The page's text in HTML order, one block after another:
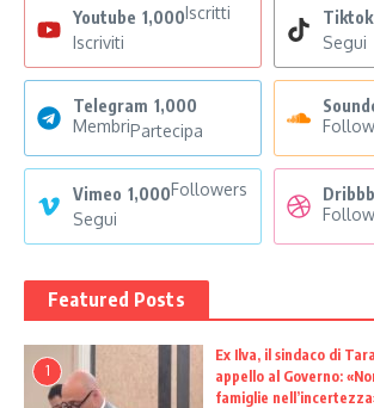
Youtube 1,000Iscritti
Iscriviti
Tiktok
Segui
Telegram 1,000
MembriPartecipa
Vimeo 1,000Followers
Segui
Featured Posts
1
Ex Ilva, il sindaco di
appello al Governo:
famiglie